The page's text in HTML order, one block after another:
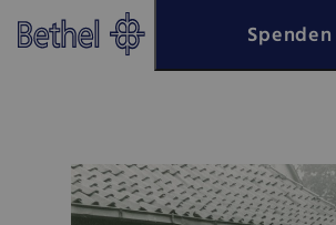
Zum Hauptinhalt springen
Zur Fußzeile springen
Spenden